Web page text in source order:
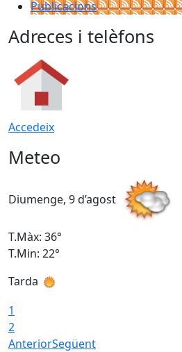
Publicacions
Adreces i telèfons
Accedeix
Meteo
Diumenge, 9 d’agost
T.Màx: 36°
T.Min: 22°
Tarda
1
2
AnteriorSegüent